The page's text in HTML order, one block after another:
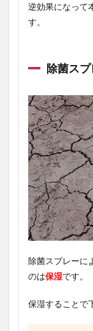
逆効果になって
す。
除菌ス
除菌スプレーに
のは保湿です。
保湿することで